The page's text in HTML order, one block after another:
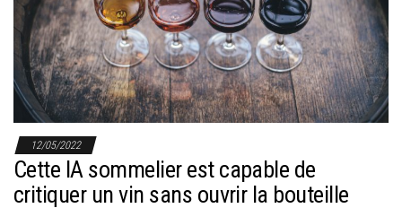
l
a
n
a
v
12/05/2022
Cette IA sommelier est capable de
critiquer un vin sans ouvrir la bouteille